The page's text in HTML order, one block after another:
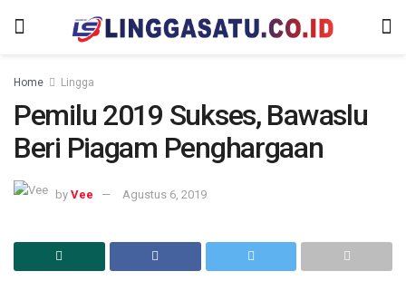
Home Lingga
Pemilu 2019 Sukses, Bawaslu
Beri Piagam Penghargaan
by Vee Agustus 6, 2019